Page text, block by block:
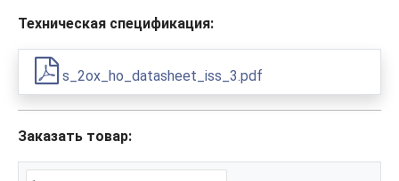
Техническая спецификация:
s_2ox_ho_datasheet_iss_3.pdf
Заказать товар: